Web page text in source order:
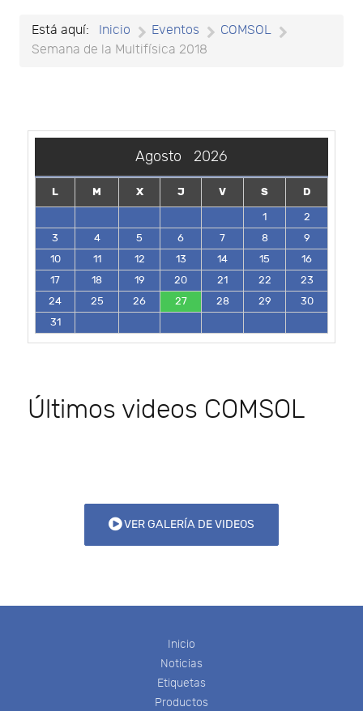
Está aquí: Inicio Eventos
COMSOL
Semana de la Multifísica 2018
Agosto 2026
L M X J V S
D
1
2
3
4 5 6 7 8
9
10
11 12 13 14 15
16
17
18 19 20 21 22
23
24
25 26 27 28 29
30
31
Últimos videos COMSOL
VER GALERÍA DE VIDEOS
Inicio
Noticias
Etiquetas
Productos